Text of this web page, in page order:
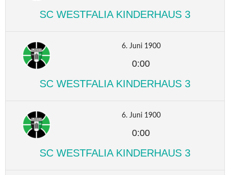
SC WESTFALIA KINDERHAUS 3
6. Juni 1900
0:00
SC WESTFALIA KINDERHAUS 3
6. Juni 1900
0:00
SC WESTFALIA KINDERHAUS 3